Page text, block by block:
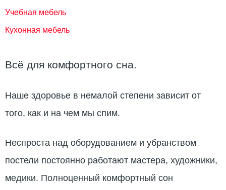
Учебная мебель
Кухонная мебель
Всё для комфортного сна.
Наше здоровье в немалой степени зависит от
того, как и на чем мы спим.
Неспроста над оборудованием и убранством
постели постоянно работают мастера, художники,
медики. Полноценный комфортный сон